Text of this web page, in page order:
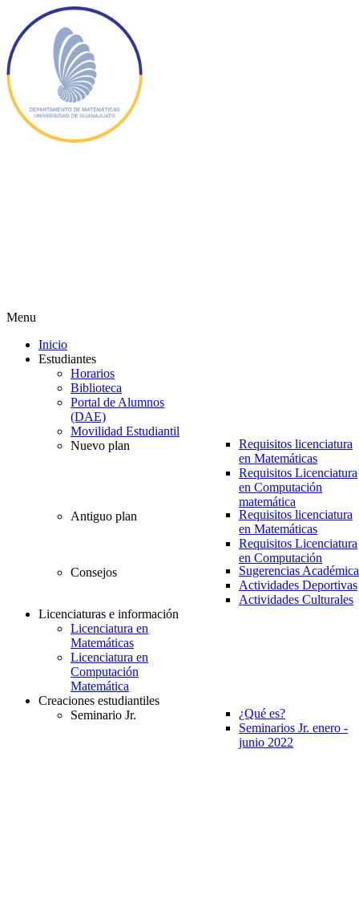
Menu
Inicio
Estudiantes
Horarios
Biblioteca
Portal de Alumnos
(DAE)
Movilidad Estudiantil
Nuevo plan
Requisitos licenciatura
en Matemáticas
Requisitos Licenciatura
en Computación
matemática
Antiguo plan
Requisitos licenciatura
en Matemáticas
Requisitos Licenciatura
en Computación
Consejos
Sugerencias
Actividades Deportivas
Actividades Culturales
Licenciaturas e información
Licenciatura en
Matemáticas
Licenciatura en
Computación
Matemática
Creaciones estudiantiles
Seminario Jr.
¿Qué es?
Seminarios Jr. enero -
junio 2022